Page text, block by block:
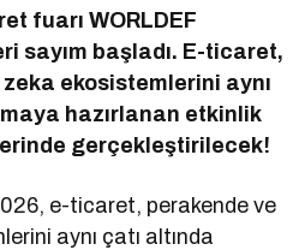
fuarı WORLDEF
sayım başladı. E-ticaret,
ekosistemlerini aynı
hazırlanan etkinlik
gerçekleştirilecek!
e-ticaret, perakende ve
aynı çatı altında